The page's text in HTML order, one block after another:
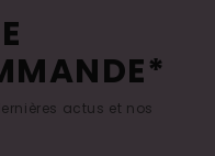
actus et nos